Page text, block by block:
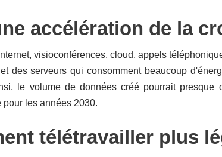
accélération de la
visioconférences, cloud, appels
des serveurs qui consomment beaucoup
le volume de données créé pourrait presque
les années 2030.
télétravailler plus